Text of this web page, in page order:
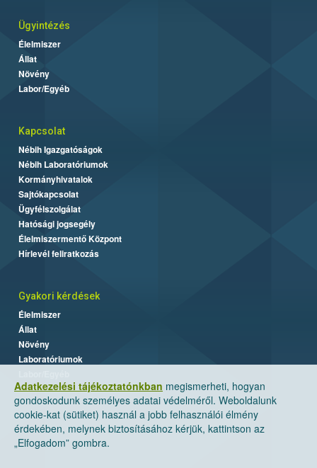
Adatkezelési tájékoztatónkban megismerheti, hogyan
gondoskodunk személyes adatai védelméről. Weboldalunk
cookie-kat (sütiket) használ a jobb felhasználói élmény
érdekében, melynek biztosításához kérjük, kattintson az
„Elfogadom” gombra.
Ügyintézés
Élelmiszer
Állat
Növény
Labor/Egyéb
Kapcsolat
Nébih Igazgatóságok
Nébih Laboratóriumok
Kormányhivatalok
Sajtókapcsolat
Ügyfélszolgálat
Hatósági jogsegély
Élelmiszermentő Központ
Hírlevél feliratkozás
Gyakori kérdések
Élelmiszer
Állat
Növény
Laboratóriumok